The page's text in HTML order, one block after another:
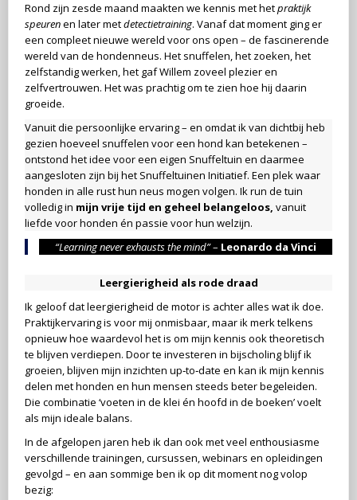
Rond zijn zesde maand maakten we kennis met hetpraktijk
speurenen later metdetectietraining. Vanaf dat moment ging er
een compleet nieuwe wereld voor ons open – de fascinerende
wereld van de hondenneus. Het snuffelen, het zoeken, het
zelfstandig werken, het gaf Willem zoveel plezier en
zelfvertrouwen. Het was prachtig om te zien hoe hij daarin
groeide.
Vanuit die persoonlijke ervaring – en omdat ik van dichtbij heb
gezien hoeveel snuffelen voor een hond kan betekenen –
ontstond het idee voor een eigen Snuffeltuin en daarmee
aangesloten zijn bij het Snuffeltuinen Initiatief. Een plek waar
honden in alle rust hun neus mogen volgen. Ik run de tuin
volledig in mijn vrije tijd en geheel belangeloos, vanuit
liefde voor honden én passie voor hun welzijn.
“Learning never exhausts the mind”– Leonardo da Vinci
Leergierigheid als rode draad
Ik geloof dat leergierigheid de motor is achter alles wat ik doe.
Praktijkervaring is voor mij onmisbaar, maar ik merk telkens
opnieuw hoe waardevol het is om mijn kennis ook theoretisch
te blijven verdiepen. Door te investeren in bijscholing blijf ik
groeien, blijven mijn inzichten up‑to‑date en kan ik mijn kennis
delen met honden en hun mensen steeds beter begeleiden.
Die combinatie ‘voeten in de klei én hoofd in de boeken’ voelt
als mijn ideale balans.
In de afgelopen jaren heb ik dan ook met veel enthousiasme
verschillende trainingen, cursussen, webinars en opleidingen
gevolgd – en aan sommige ben ik op dit moment nog volop
bezig: